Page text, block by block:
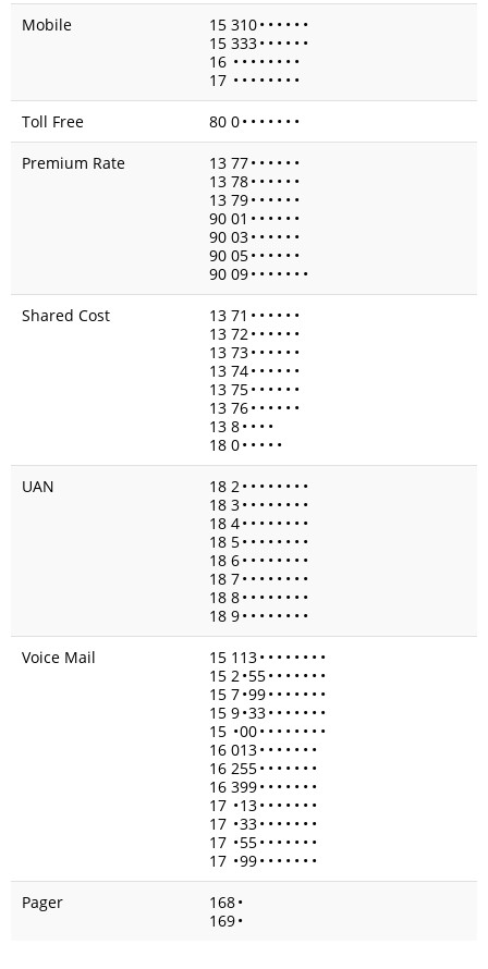
Mobile
15 310• • • • • •
15 333• • • • • •
16 • • • • • • • •
17 • • • • • • • •
Toll Free
80 0• • • • • • •
Premium Rate
13 77• • • • • •
13 78• • • • • •
13 79• • • • • •
90 01 • • • • • •
90 03• • • • • •
90 05• • • • • •
90 09• • • • • • •
Shared Cost
13 71 • • • • • •
13 72• • • • • •
13 73• • • • • •
13 74• • • • • •
13 75• • • • • •
13 76• • • • • •
13 8• • • •
18 0• • • • •
UAN
18 2• • • • • • • •
18 3• • • • • • • •
18 4• • • • • • • •
18 5• • • • • • • •
18 6• • • • • • • •
18 7• • • • • • • •
18 8• • • • • • • •
18 9• • • • • • • •
Voice Mail
15 113• • • • • • • •
15 2•55• • • • • • •
15 7•99• • • • • • •
15 9•33• • • • • • •
15 •00• • • • • • • •
16 013• • • • • • •
16 255• • • • • • •
16 399• • • • • • •
17 •13• • • • • • •
17 •33• • • • • • •
17 •55• • • • • • •
17 •99• • • • • • •
Pager
168•
169•